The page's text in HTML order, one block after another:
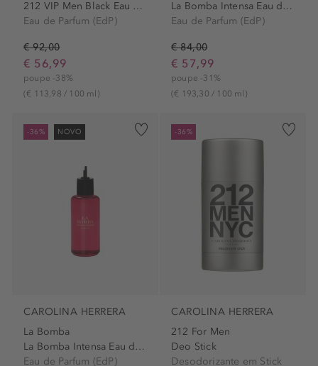
212 VIP Men Black Eau de...
Eau de Parfum (EdP)
€ 92,00
€ 56,99
poupe -38%
(€ 113,98 / 100 ml)
La Bomba Intensa Eau de...
Eau de Parfum (EdP)
€ 84,00
€ 57,99
poupe -31%
(€ 193,30 / 100 ml)
-36% NOVO
CAROLINA HERRERA
La Bomba
La Bomba Intensa Eau de...
Eau de Parfum (EdP)
-36%
CAROLINA HERRERA
212 For Men
Deo Stick
Desodorizante em Stick